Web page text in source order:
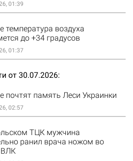
01:39
температура воздуха
до +34 градусов
01:37
от 30.07.2026
почтят память Леси Украинки
02:57
ТЦК мужчина
ранил врача ножом во